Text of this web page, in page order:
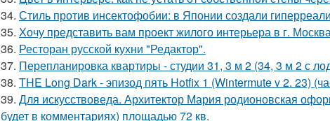
34. Стиль против инсектофобии: в Японии создали
35. Хочу представить вам проект жилого интерьера в г.
36. Ресторан русской кухни "Редактор".
37. Перепланировка квартиры - студии 31, 3 м 2 (34, 3 м 2 с
38. THE Long Dark - эпизод пять Hotfix 1 (Wintermute v 2. 23)
39. Для искусствоведа. Архитектор Мария родионовская
будет в комментариях) площадью 72 кв.